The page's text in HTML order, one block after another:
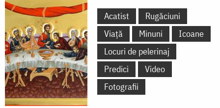
Acatist
Rugăciuni
Viață
Minuni
Icoane
Locuri de pelerinaj
Predici
Video
Fotografii